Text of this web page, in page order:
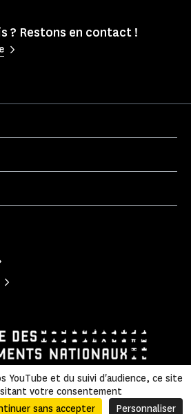
? Restons en contact !
de confidentialité
|
| Accessibilité | Plan du site
YouTube et du suivi d'audience, ce site
votre consentement
sans accepter Personnaliser